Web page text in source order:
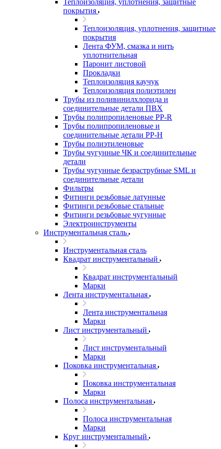
Теплоизоляция, уплотнения, защитные
покрытия
Теплоизоляция, уплотнения, защитные
покрытия
Лента ФУМ, смазка и нить
уплотнительная
Паронит листовой
Прокладки
Теплоизоляция каучук
Теплоизоляция полиэтилен
Трубы из поливинилхлорида и
соединительные детали ПВХ
Трубы полипропиленовые PP-R
Трубы полипропиленовые и
соединительные детали PP-H
Трубы полиэтиленовые
Трубы чугунные ЧК и соединительные
детали
Трубы чугунные безраструбные SML и
соединительные детали
Фильтры
Фитинги резьбовые латунные
Фитинги резьбовые стальные
Фитинги резьбовые чугунные
Электроинструменты
Инструментальная сталь
Инструментальная сталь
Квадрат инструментальный
Квадрат инструментальный
Марки
Лента инструментальная
Лента инструментальная
Марки
Лист инструментальный
Лист инструментальный
Марки
Поковка инструментальная
Поковка инструментальная
Марки
Полоса инструментальная
Полоса инструментальная
Марки
Круг инструментальный